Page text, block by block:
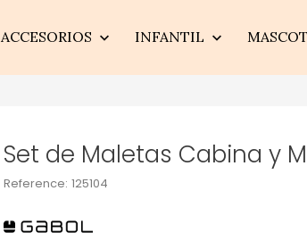
ACCESORIOS  INFANTIL 
Set de Maletas Cabina y
Reference: 125104